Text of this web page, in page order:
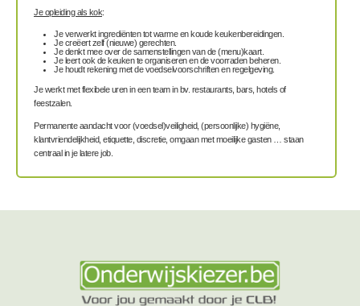
Je opleiding als kok:
Je verwerkt ingrediënten tot warme en koude keukenbereidingen.
Je creëert zelf (nieuwe) gerechten.
Je denkt mee over de samenstellingen van de (menu)kaart.
Je leert ook de keuken te organiseren en de voorraden beheren.
Je houdt rekening met de voedselvoorschriften en regelgeving.
Je werkt met flexibele uren in een team in bv. restaurants, bars, hotels of
feestzalen.
Permanente aandacht voor (voedsel)veiligheid, (persoonlijke) hygiëne,
klantvriendelijkheid, etiquette, discretie, omgaan met moeilijke gasten … staan
centraal in je latere job.